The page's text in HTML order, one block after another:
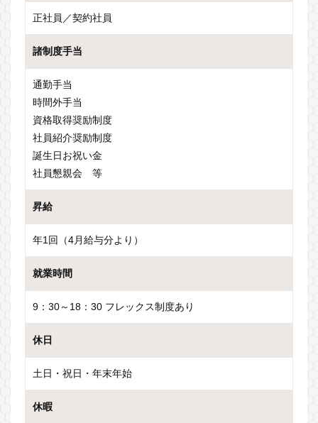
正社員／契約社員
諸制度手当
通勤手当
時間外手当
資格取得奨励制度
社員紹介奨励制度
誕生日お祝い金
社員懇親会 等
昇給
年1回（4月給与分より）
就業時間
9：30～18：30 フレックス制度あり
休日
土日・祝日・年末年始
休暇